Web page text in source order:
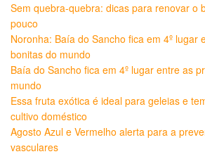
Sem quebra-quebra: dicas para renovar o
pouco
Noronha: Baía do Sancho fica em 4º lugar
bonitas do mundo
Baía do Sancho fica em 4º lugar entre as
mundo
Essa fruta exótica é ideal para geleias e
cultivo doméstico
Agosto Azul e Vermelho alerta para a
vasculares